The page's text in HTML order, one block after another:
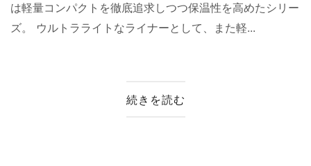
は軽量コンパクトを徹底追求しつつ保温性を高めたシリー
ズ。 ウルトラライトなライナーとして、また軽...
続きを読む